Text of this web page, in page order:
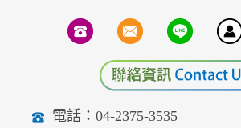
電話：04-2375-3535